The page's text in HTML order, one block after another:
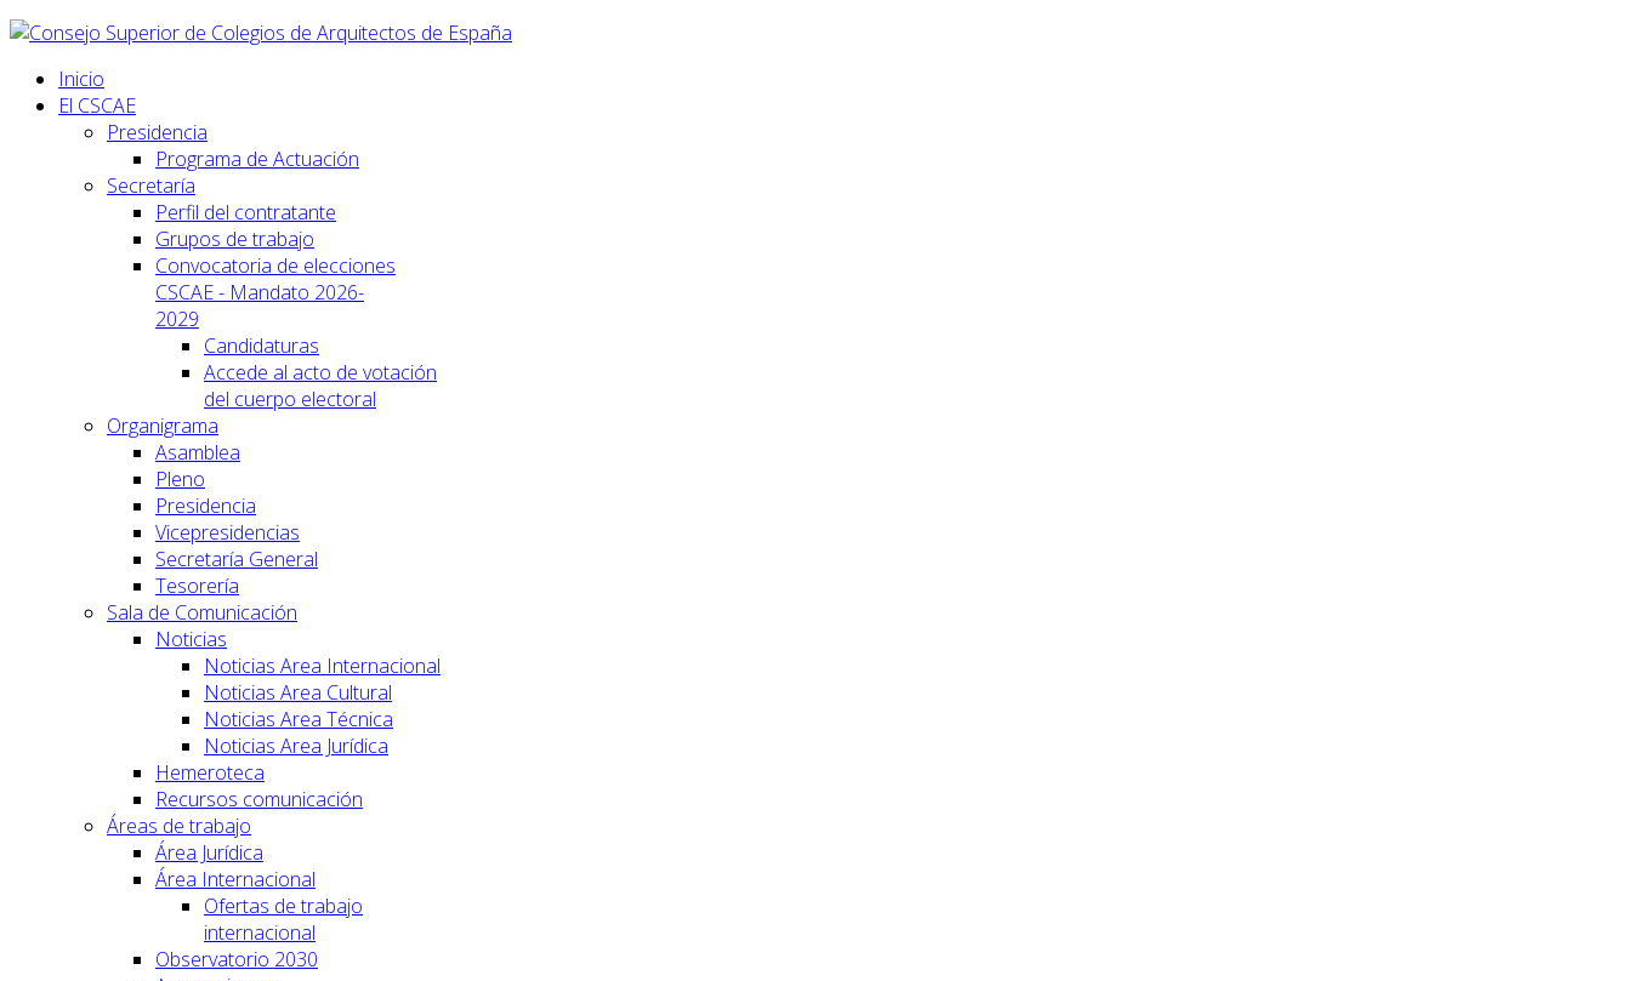
Inicio
El CSCAE
Presidencia
Programa de Actuación
Secretaría
Perfil del contratante
Grupos de trabajo
Convocatoria de elecciones
CSCAE - Mandato 2026-
2029
Candidaturas
Accede al acto de votación
del cuerpo electoral
Organigrama
Asamblea
Pleno
Presidencia
Vicepresidencias
Secretaría General
Tesorería
Sala de Comunicación
Noticias
Noticias Area Internacional
Noticias Area Cultural
Noticias Area Técnica
Noticias Area Jurídica
Hemeroteca
Recursos comunicación
Áreas de trabajo
Área Jurídica
Área Internacional
Ofertas de trabajo
internacional
Observatorio 2030